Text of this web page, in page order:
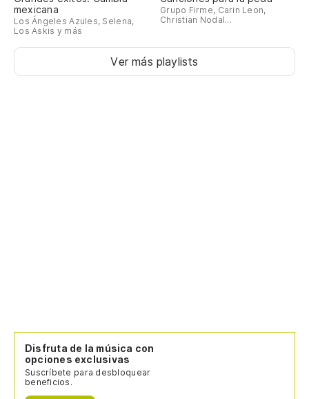
mexicana
Los Ángeles Azules, Selena,
Los Askis y más
Grupo Firme, Carin Leon,
Christian Nodal...
Ver más playlists
Disfruta de la música con
opciones exclusivas
Suscríbete para desbloquear
beneficios.